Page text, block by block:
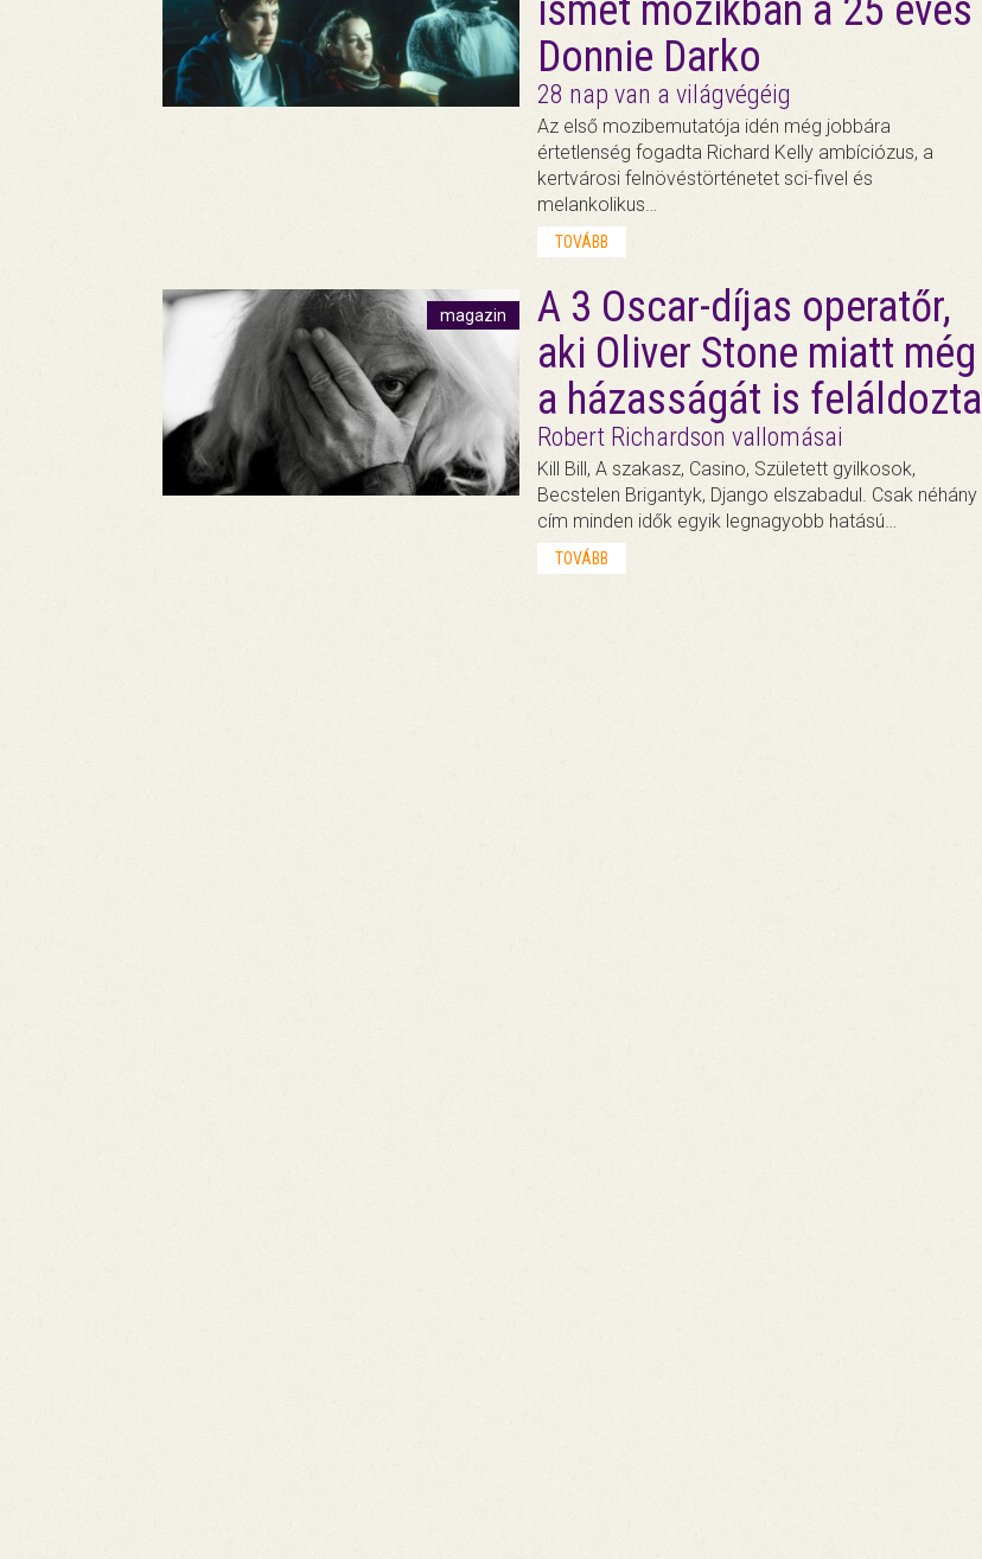
ismét mozikban a 25 éves
Donnie Darko
28 nap van a világvégéig
Az első mozibemutatója idén még jobbára
értetlenség fogadta Richard Kelly ambíciózus, a
kertvárosi felnövéstörténetet sci-fivel és
melankolikus…
TOVÁBB
magazin
A 3 Oscar-díjas operatőr,
aki Oliver Stone miatt még
a házasságát is feláldozta
Robert Richardson vallomásai
Kill Bill, A szakasz, Casino, Született gyilkosok,
Becstelen Brigantyk, Django elszabadul. Csak néhány
cím minden idők egyik legnagyobb hatású…
TOVÁBB